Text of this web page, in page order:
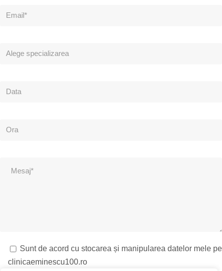
Sunt de acord cu stocarea și manipularea datelor mele pe
clinicaeminescu100.ro